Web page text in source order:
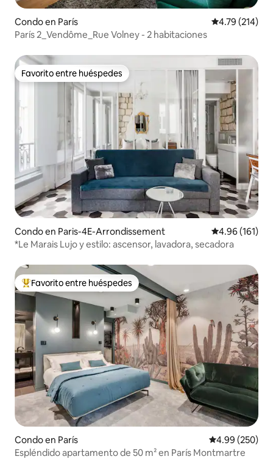
Condo en París Calificación
4.79 (214)
París 2_Vendôme_Rue Volney - 2 habitaciones
Favorito entre huéspedes
Favorito entre huéspedes
Condo en Paris-4E-Arrondissement Calificación
4.96 (161)
*Le Marais Lujo y estilo: ascensor, lavadora, secadora
Favorito entre huéspedes preferido
Favorito entre huéspedes
Condo en París Calificación
4.99 (250)
Espléndido apartamento de 50 m² en París Montmartre